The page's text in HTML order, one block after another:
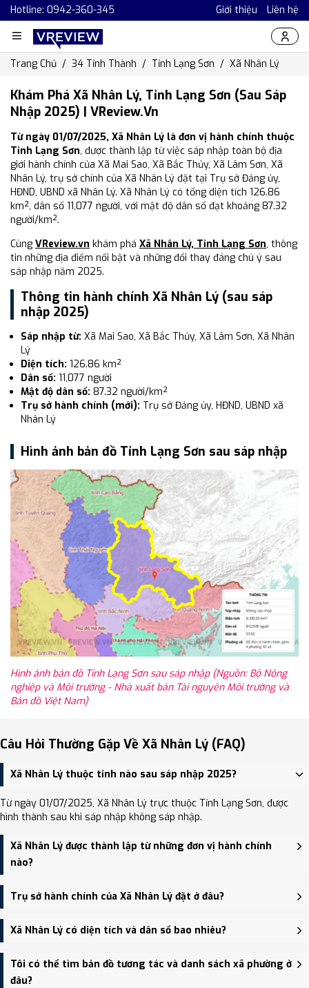
Hotline: 0942-360-345 Giới thiệu Liên hệ
Trang Chủ 34 Tỉnh Thành Tỉnh Lạng Sơn Xã Nhân Lý
Khám Phá Xã Nhân Lý, Tỉnh Lạng Sơn (Sau Sáp
Nhập 2025) | VReview.vn
Từ ngày 01/07/2025, Xã Nhân Lý là đơn vị hành chính thuộc
Tỉnh Lạng Sơn, được thành lập từ việc sáp nhập toàn bộ địa
giới hành chính của Xã Mai Sao, Xã Bắc Thủy, Xã Lâm Sơn, Xã
Nhân Lý, trụ sở chính của Xã Nhân Lý đặt tại Trụ sở Đảng ủy,
HĐND, UBND xã Nhân Lý. Xã Nhân Lý có tổng diện tích 126.86
km², dân số 11,077 người, với mật độ dân số đạt khoảng 87.32
người/km².
Cùng VReview.vn khám phá Xã Nhân Lý, Tỉnh Lạng Sơn, thông
tin những địa điểm nổi bật và những đổi thay đáng chú ý sau
sáp nhập năm 2025.
Thông tin hành chính Xã Nhân Lý (sau sáp
nhập 2025)
Sáp nhập từ: Xã Mai Sao, Xã Bắc Thủy, Xã Lâm Sơn, Xã Nhân
Lý
Diện tích: 126.86 km²
Dân số: 11,077 người
Mật độ dân số: 87.32 người/km²
Trụ sở hành chính (mới): Trụ sở Đảng ủy, HĐND, UBND xã
Nhân Lý
Hình ảnh bản đồ Tỉnh Lạng Sơn sau sáp nhập
Hình ảnh bản đồ Tỉnh Lạng Sơn sau sáp nhập (Nguồn: Bộ Nông
nghiệp và Môi trường - Nhà xuất bản Tài nguyên Môi trường và
Bản đồ Việt Nam)
Câu Hỏi Thường Gặp Về Xã Nhân Lý (FAQ)
Xã Nhân Lý thuộc tỉnh nào sau sáp nhập 2025?
Từ ngày 01/07/2025, Xã Nhân Lý trực thuộc Tỉnh Lạng Sơn, được
hình thành sau khi sáp nhập không sáp nhập.
Xã Nhân Lý được thành lập từ những đơn vị hành chính
nào?
Xã Nhân Lý được thành lập trên cơ sở sáp nhập Xã Mai Sao, Xã
Bắc Thủy, Xã Lâm Sơn, Xã Nhân Lý.
Trụ sở hành chính của Xã Nhân Lý đặt ở đâu?
Trụ sở hành chính mới của Xã Nhân Lý đặt tại Trụ sở Đảng ủy,
HĐND, UBND xã Nhân Lý - trung tâm khu vực thuận tiện giao
thông.
Xã Nhân Lý có diện tích và dân số bao nhiêu?
Xã Nhân Lý có Diện tích: 126.86 km², Dân số: 11,077 người, Mật độ
dân số: Khoảng 87.32 người/km²
Tôi có thể tìm bản đồ tương tác và danh sách xã phường ở
đâu?